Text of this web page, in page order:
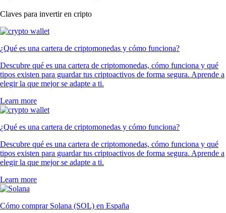
Claves para invertir en cripto
¿Qué es una cartera de criptomonedas y cómo funciona?
Descubre qué es una cartera de criptomonedas, cómo funciona y qué
tipos existen para guardar tus criptoactivos de forma segura. Aprende a
elegir la que mejor se adapte a ti.
Learn more
¿Qué es una cartera de criptomonedas y cómo funciona?
Descubre qué es una cartera de criptomonedas, cómo funciona y qué
tipos existen para guardar tus criptoactivos de forma segura. Aprende a
elegir la que mejor se adapte a ti.
Learn more
Cómo comprar Solana (SOL) en España